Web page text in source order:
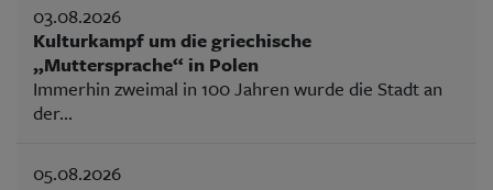
03.08.2026
Kulturkampf um die griechische
„Muttersprache“ in Polen
Immerhin zweimal in 100 Jahren wurde die Stadt an
der...
05.08.2026